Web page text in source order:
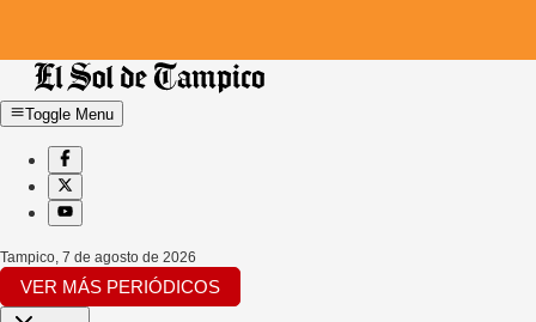
Toggle Menu
Tampico, 7 de agosto de 2026
VER MÁS PERIÓDICOS